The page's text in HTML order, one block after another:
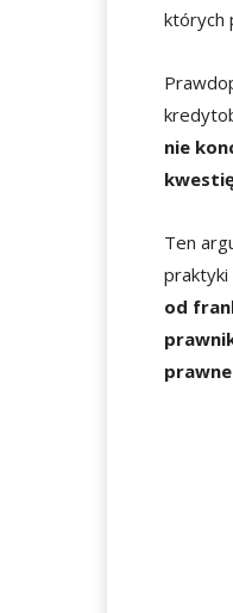
których
nie
Ten
praktyki
od